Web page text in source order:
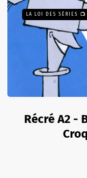
LA LOI DES SÉRIES 📺
Récré A2 -